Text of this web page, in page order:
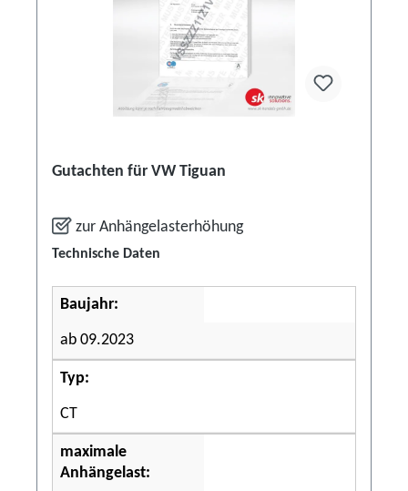
Gutachten für VW Tiguan
zur Anhängelasterhöhung
Technische Daten
Baujahr:
ab 09.2023
Typ:
CT
maximale
Anhängelast: